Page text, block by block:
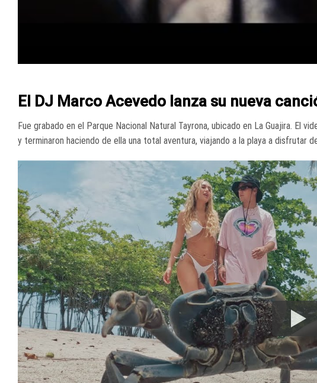
El DJ Marco Acevedo lanza su nueva
Fue grabado en el Parque Nacional Natural Tayrona, ubicado en La Guajira. El
y terminaron haciendo de ella una total aventura, viajando a la playa a disfrutar